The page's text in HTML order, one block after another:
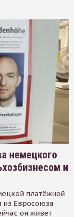
немецкого
и
платёжной
из Евросоюза
он живёт